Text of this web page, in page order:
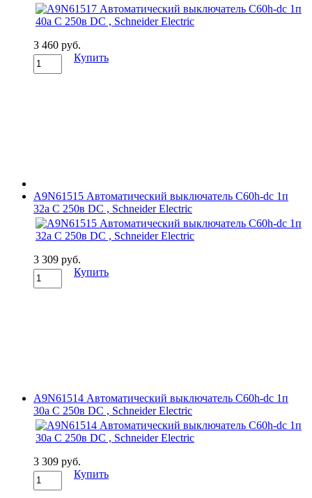
3 460 руб.
Купить
A9N61515 Автоматический выключатель C60h-dc 1п
32а C 250в DC , Schneider Electric
3 309 руб.
Купить
A9N61514 Автоматический выключатель C60h-dc 1п
30а C 250в DC , Schneider Electric
3 309 руб.
Купить